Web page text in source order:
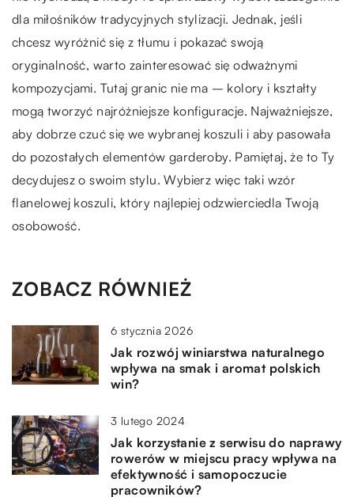
dla miłośników tradycyjnych stylizacji. Jednak, jeśli
chcesz wyróżnić się z tłumu i pokazać swoją
oryginalność, warto zainteresować się odważnymi
kompozycjami. Tutaj granic nie ma – kolory i kształty
mogą tworzyć najróżniejsze konfiguracje. Najważniejsze,
aby dobrze czuć się we wybranej koszuli i aby pasowała
do pozostałych elementów garderoby. Pamiętaj, że to Ty
decydujesz o swoim stylu. Wybierz więc taki wzór
flanelowej koszuli, który najlepiej odzwierciedla Twoją
osobowość.
ZOBACZ RÓWNIEŻ
6 stycznia 2026
Jak rozwój winiarstwa naturalnego
wpływa na smak i aromat polskich
win?
3 lutego 2024
Jak korzystanie z serwisu do naprawy
rowerów w miejscu pracy wpływa na
efektywność i samopoczucie
pracowników?